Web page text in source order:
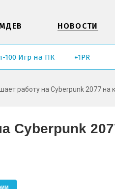
НОВОСТИ
100 Игр на ПК +1PR
работу на Cyberpunk 2077 на
Cyberpunk